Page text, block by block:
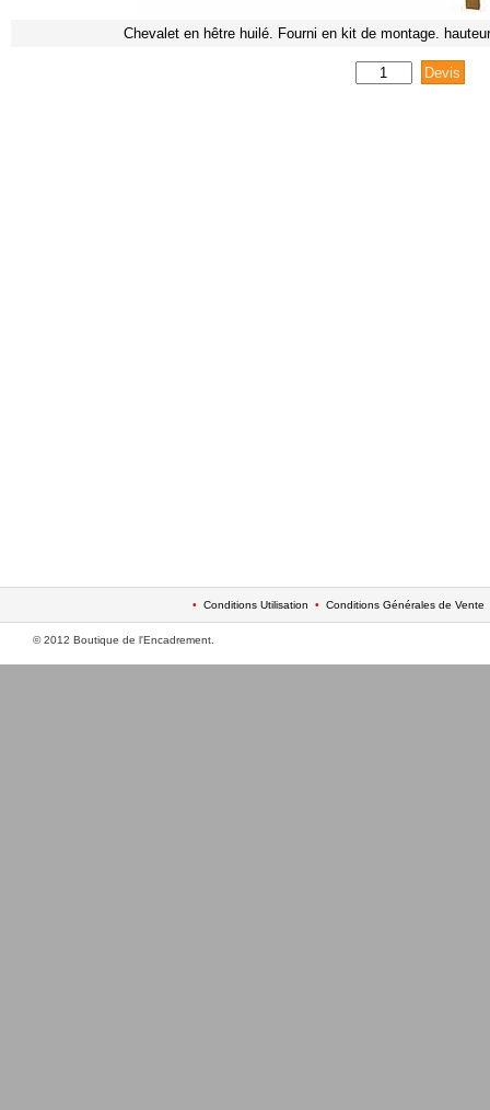
Chevalet en hêtre huilé. Fourni en kit de montage.
• Conditions Utilisation • Conditions Générales de Vente
© 2012 Boutique de l'Encadrement.